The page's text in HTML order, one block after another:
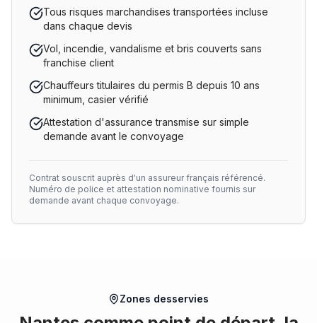
Tous risques marchandises transportées incluse
dans chaque devis
Vol, incendie, vandalisme et bris couverts sans
franchise client
Chauffeurs titulaires du permis B depuis 10 ans
minimum, casier vérifié
Attestation d'assurance transmise sur simple
demande avant le convoyage
Contrat souscrit auprès d'un assureur français référencé.
Numéro de police et attestation nominative fournis sur
demande avant chaque convoyage.
Zones desservies